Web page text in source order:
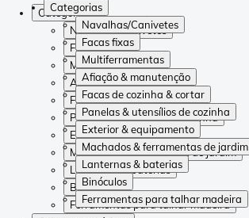
Categorias
Navalhas/Canivetes
Facas fixas
Multiferramentas
Afiação & manutenção
Facas de cozinha & cortar
Panelas & utensílios de cozinha
Exterior & equipamento
Machados & ferramentas de jardim
Lanternas & baterias
Binóculos
Ferramentas para talhar madeira
Categorias
Navalhas/Canivetes
Facas fixas
Multiferramentas
Afiação & manutenção
Facas de cozinha & cortar
Panelas & utensílios de cozinha
Exterior & equipamento
Machados & ferramentas de jardim
Lanternas & baterias
Binóculos
Ferramentas para talhar madeira